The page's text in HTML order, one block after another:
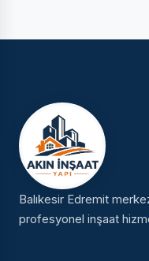
Balıkesir Edremit
profesyonel inşaat